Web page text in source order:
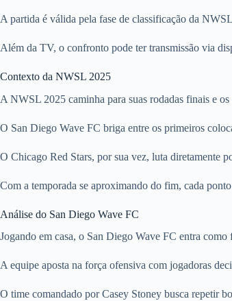
A partida é válida pela fase de classificação da
Além da TV, o confronto pode ter transmissão via
Contexto da NWSL 2025
A NWSL 2025 caminha para suas rodadas finais e
O San Diego Wave FC briga entre os primeiros
O Chicago Red Stars, por sua vez, luta diretamente
Com a temporada se aproximando do fim, cada
Análise do San Diego Wave FC
Jogando em casa, o San Diego Wave FC entra
A equipe aposta na força ofensiva com jogadoras
O time comandado por Casey Stoney busca repetir